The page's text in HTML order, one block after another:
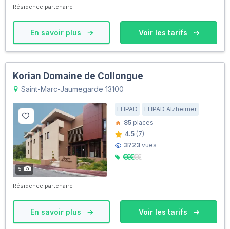
Résidence partenaire
En savoir plus Voir les tarifs
Korian Domaine de Collongue
Saint-Marc-Jaumegarde 13100
5
EHPAD
EHPAD Alzheimer
85 places
4.5 (7)
3723 vues
Résidence partenaire
En savoir plus Voir les tarifs